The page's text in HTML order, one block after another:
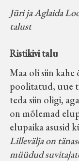
Jüri ja Aglaida
talust
Ristikivi talu
Maa oli siin kahe
poolitatud, uue
teda siin oligi,
on mõlemad
elupaika asusid
Lillevälja on
müüdud